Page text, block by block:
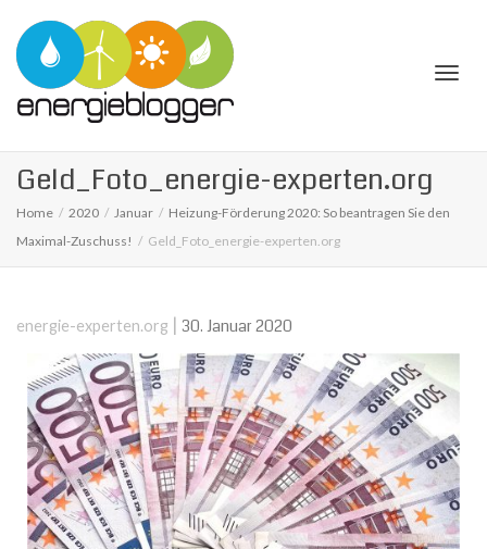
Geld_Foto_energie-experten.org
Home 2020 Januar
Heizung-Förderung 2020: So beantragen Sie den
Maximal-Zuschuss!
Geld_Foto_energie-experten.org
energie-experten.org | 30. Januar 2020